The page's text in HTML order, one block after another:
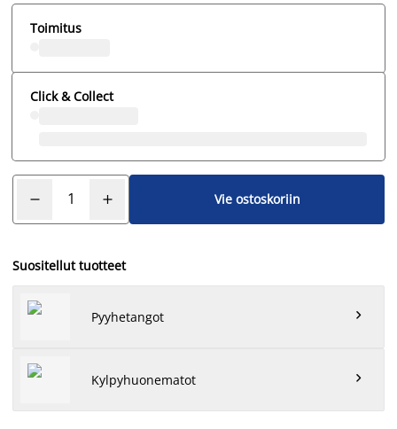
Toimitus
Click & Collect
Vie ostoskoriin
Suositellut tuotteet
Pyyhetangot 
Kylpyhuonematot 